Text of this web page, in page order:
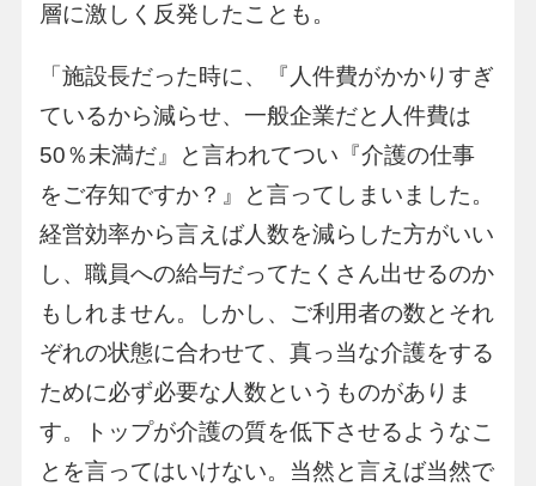
層に激しく反発したことも。
「施設長だった時に、『人件費がかかりすぎ
ているから減らせ、一般企業だと人件費は
50％未満だ』と言われてつい『介護の仕事
をご存知ですか？』と言ってしまいました。
経営効率から言えば人数を減らした方がいい
し、職員への給与だってたくさん出せるのか
もしれません。しかし、ご利用者の数とそれ
ぞれの状態に合わせて、真っ当な介護をする
ために必ず必要な人数というものがありま
す。トップが介護の質を低下させるようなこ
とを言ってはいけない。当然と言えば当然で